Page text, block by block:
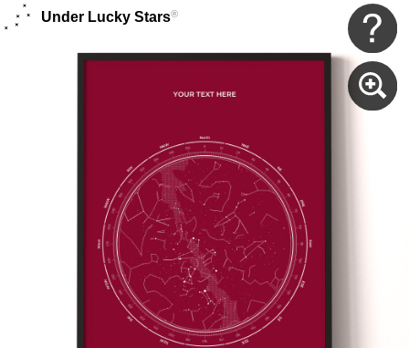
Under Lucky Stars®